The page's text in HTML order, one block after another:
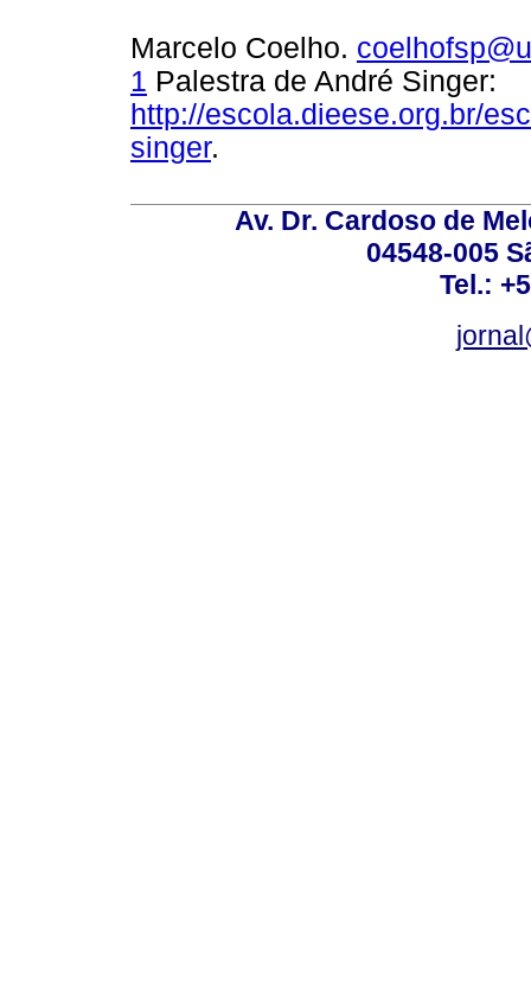
Marcelo Coelho.
1 Palestra de André Singer:
http://escola.dieese.org.br/
singer.
Av. Dr. Cardoso de
04548-005
Tel.: